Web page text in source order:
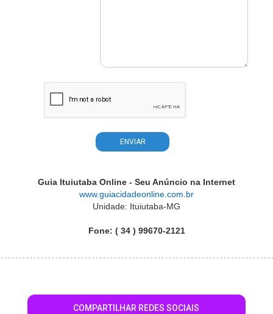
Guia Ituiutaba Online - Seu Anúncio na Internet
www.guiacidadeonline.com.br
Unidade: Ituiutaba-MG
Fone: ( 34 ) 99670-2121
COMPARTILHAR REDES SOCIAIS